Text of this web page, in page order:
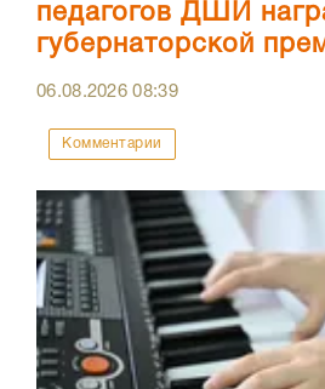
педагогов ДШИ
губернаторской
06.08.202608:39
Комментарии